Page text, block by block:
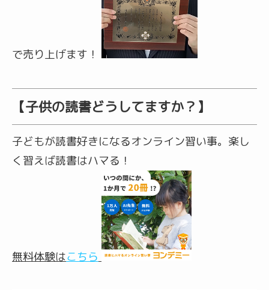
で売り上げます！
【子供の読書どうしてますか？】
子どもが読書好きになるオンライン習い事。楽し
く習えば読書はハマる！
無料体験はこちら